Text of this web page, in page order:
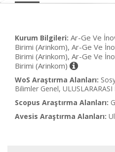
Kurum Bilgileri: Ar-Ge Ve
Birimi (Arinkom), Ar-Ge Ve
Birimi (Arinkom), Ar-Ge Ve
Birimi (Arinkom)
WoS Araştırma Alanları:
Bilimler Genel, ULUSLARARASI
Scopus Araştırma Alanları:
Avesis Araştırma Alanları: